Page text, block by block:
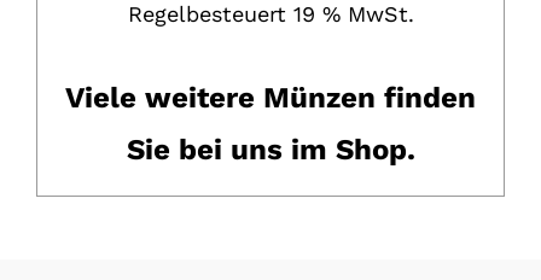
Regelbesteuert 19 % MwSt.
Viele weitere Münzen finden
Sie bei uns im Shop.